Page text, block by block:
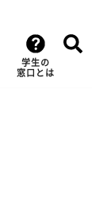
学生の
窓口とは